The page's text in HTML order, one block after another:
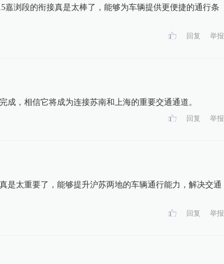
嘉浏段的衔接真是太棒了，能够为车辆提供更便捷的通行条
回复 举报
成，相信它将成为连接苏南和上海的重要交通通道。
回复 举报
是太重要了，能够提升沪苏两地的车辆通行能力，解决交通
回复 举报